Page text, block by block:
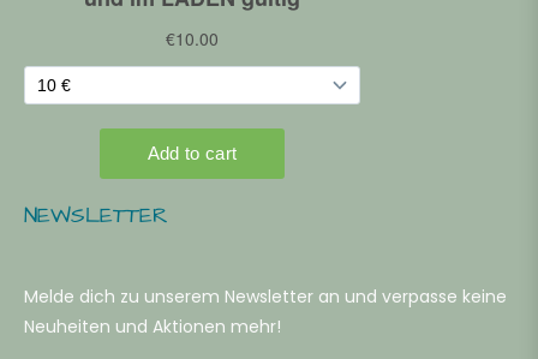
NEWSLETTER
Melde dich zu unserem Newsletter an und verpasse keine
Neuheiten und Aktionen mehr!